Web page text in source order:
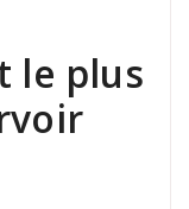
le plus